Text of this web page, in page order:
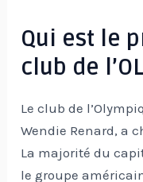
Qui est le
club de
Le club de
Wendie Renard, a
La majorité du
le groupe